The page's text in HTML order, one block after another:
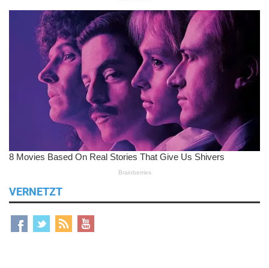
VERNETZT